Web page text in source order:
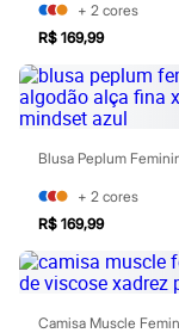
Bolsas e Mochilas
Chapéus e Bonés
Cintos
Carteiras
Óculos
Relógios
Calçados
Botas
Chinelos
Sapatos
Sandálias e Papetes
Tênis
Moda esportiva
Acessórios
Bermudas
+ 2 cores
R$ 169,99
+ 2 cores
R$ 169,99